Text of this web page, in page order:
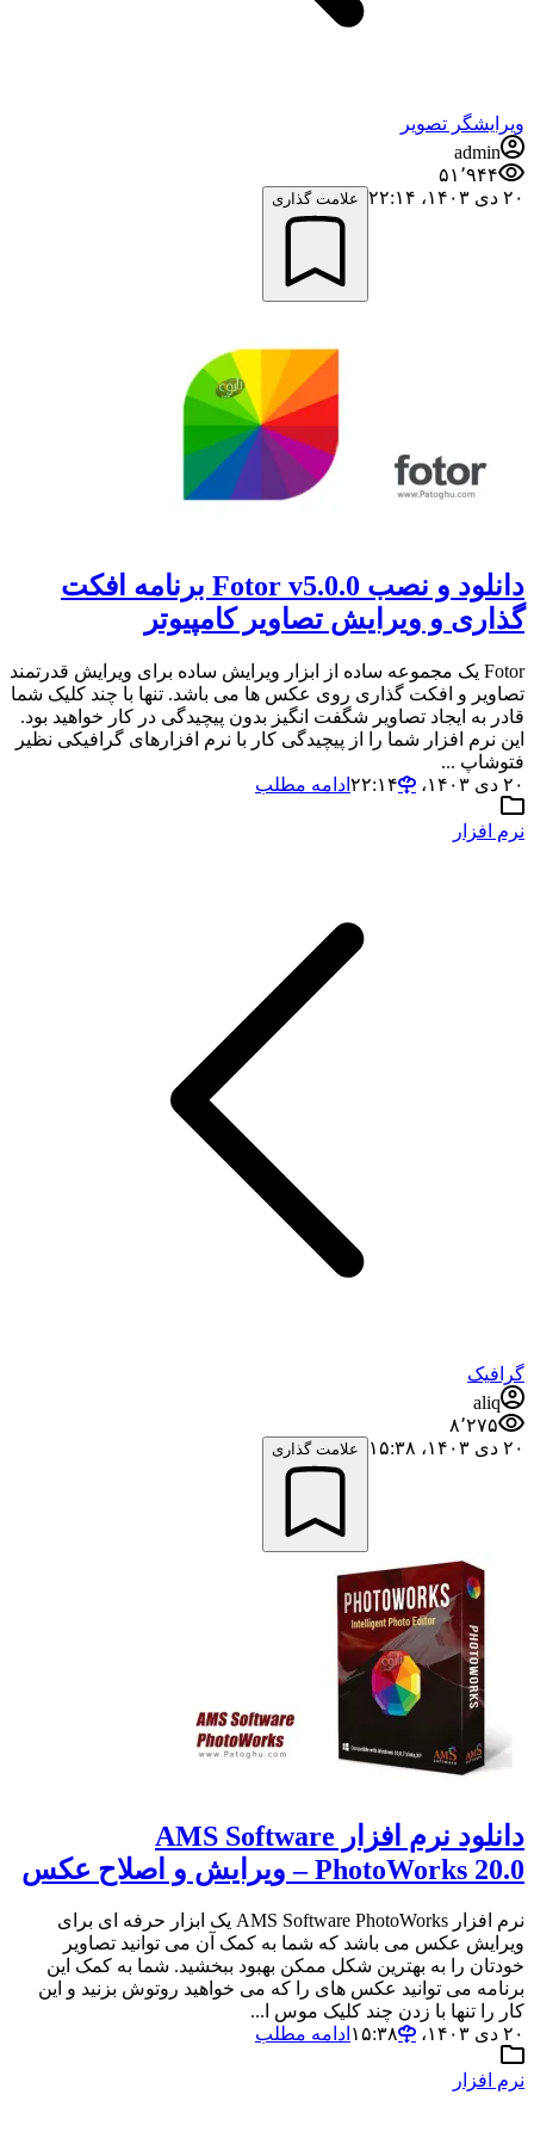
ویرایشگر تصویر
admin
۵۱٬۹۴۴
۲۰ دی ۱۴۰۳،‏ ۲۲:۱۴
علامت گذاری
دانلود و نصب Fotor v5.0.0 برنامه افکت
گذاری و ویرایش تصاویر کامپیوتر
Fotor یک مجموعه ساده از ابزار ویرایش ساده برای ویرایش قدرتمند
تصاویر و افکت گذاری روی عکس ها می باشد. تنها با چند کلیک شما
قادر به ایجاد تصاویر شگفت انگیز بدون پیچیدگی در کار خواهید بود.
این نرم افزار شما را از پیچیدگی کار با نرم افزارهای گرافیکی نظیر
فتوشاپ ...
۲۰ دی ۱۴۰۳،‏ ۲۲:۱۴
ادامه مطلب
نرم افزار
گرافیک
aliq
۸٬۲۷۵
۲۰ دی ۱۴۰۳،‏ ۱۵:۳۸
علامت گذاری
دانلود نرم افزار AMS Software
PhotoWorks 20.0 – ویرایش و اصلاح عکس
نرم افزار AMS Software PhotoWorks یک ابزار حرفه ای برای
ویرایش عکس می باشد که شما به کمک آن می توانید تصاویر
خودتان را به بهترین شکل ممکن بهبود ببخشید. شما به کمک این
برنامه می توانید عکس های را که می خواهید روتوش بزنید و این
کار را تنها با زدن چند کلیک موس ا...
۲۰ دی ۱۴۰۳،‏ ۱۵:۳۸
ادامه مطلب
نرم افزار